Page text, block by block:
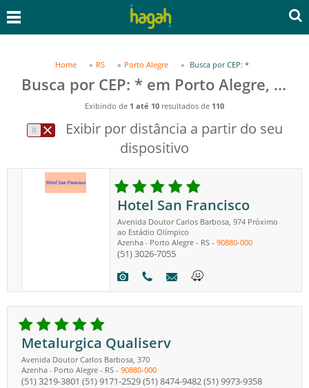
Home RS Porto Alegre Busca por CEP: *
Busca por CEP: * em Porto Alegre, RS
Exibindo de 1 até 10 resultados de 110
Exibir por distância a partir do seu
dispositivo
Hotel San Francisco
Avenida Doutor Carlos Barbosa, 974 Próximo
ao Estádio Olímpico
Azenha - Porto Alegre- RS- 90880-000
(51) 3026-7055
Metalurgica Qualiserv
Avenida Doutor Carlos Barbosa, 370
Azenha - Porto Alegre - RS - 90880-000
(51) 3219-3801 (51) 9171-2529(51) 8474-9482(51) 9973-9358